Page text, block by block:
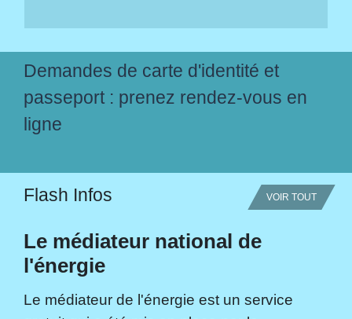
Demandes de carte d'identité et
passeport : prenez rendez-vous en
ligne
Flash Infos VOIR TOUT
Le médiateur national de
l'énergie
Le médiateur de l'énergie est un service